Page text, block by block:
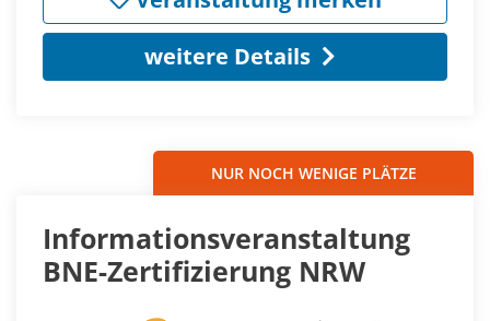
weitere Details
NUR NOCH WENIGE PLÄTZE
Informationsveranstaltung
BNE-Zertifizierung NRW